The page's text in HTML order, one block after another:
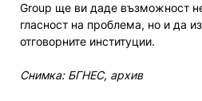
Group ще ви даде възможност
гласност на проблема, но и да
отговорните институции.
Снимка: БГНЕС, архив